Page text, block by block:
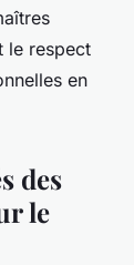
le respect
en
des
le